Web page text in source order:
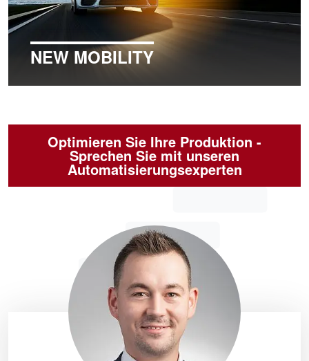
NEW MOBILITY
Optimieren Sie Ihre Produktion -
Sprechen Sie mit unseren
Automatisierungsexperten